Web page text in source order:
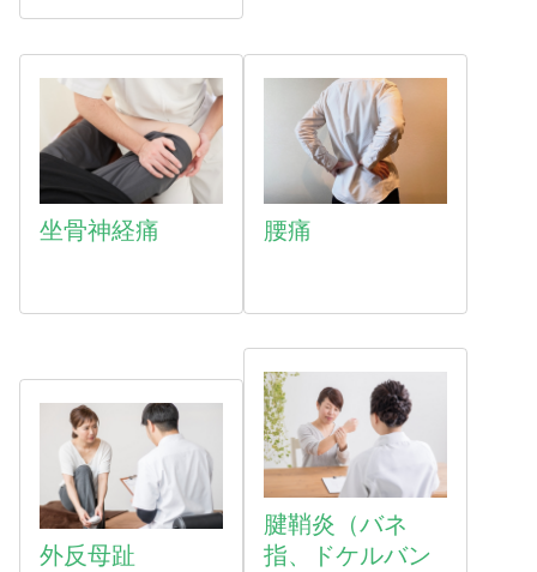
坐骨神経痛 腰痛
外反母趾
腱鞘炎（バネ
指、ドケルバン